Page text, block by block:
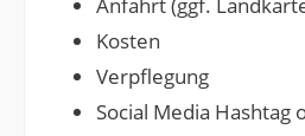
Anfahrt (ggf.
Kosten
Verpflegung
Social Media Hashtag